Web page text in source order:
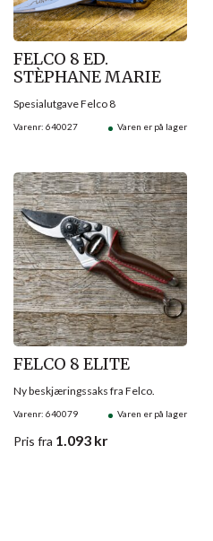
FELCO 8 ED.
STÈPHANE MARIE
Varenr: 640027 Varen er på lager
Spesialutgave Felco 8
FELCO 8 ELITE
Varenr: 640079 Varen er på lager
Ny beskjæringssaks fra Felco.
Pris fra 1.093 kr